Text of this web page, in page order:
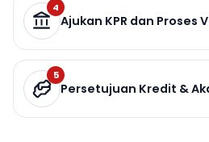
4
Ajukan KPR dan Proses
5
Persetujuan Kredit &